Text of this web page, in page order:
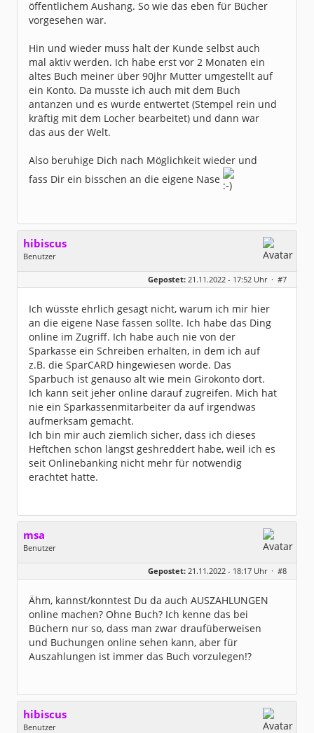
öffentlichem Aushang. So wie das eben für Bücher
vorgesehen war.
Hin und wieder muss halt der Kunde selbst auch
mal aktiv werden. Ich habe erst vor 2 Monaten ein
altes Buch meiner über 90jhr Mutter umgestellt auf
ein Konto. Da musste ich auch mit dem Buch
antanzen und es wurde entwertet (Stempel rein und
kräftig mit dem Locher bearbeitet) und dann war
das aus der Welt.
Also beruhige Dich nach Möglichkeit wieder und
fass Dir ein bisschen an die eigene Nase
hibiscus
Benutzer
Geschlecht:
keine Angabe
Homepage:
willuhn.de/
Dabei seit:
03 / 2005
Gepostet: 21.11.2022 - 17:52 Uhr · #7
Ich wüsste ehrlich gesagt nicht, warum ich mir hier
an die eigene Nase fassen sollte. Ich habe das Ding
online im Zugriff. Ich habe auch nie von der
Sparkasse ein Schreiben erhalten, in dem ich auf
z.B. die SparCARD hingewiesen worde. Das
Sparbuch ist genauso alt wie mein Girokonto dort.
Ich kann seit jeher online darauf zugreifen. Mich hat
nie ein Sparkassenmitarbeiter da auf irgendwas
aufmerksam gemacht.
Ich bin mir auch ziemlich sicher, dass ich dieses
Heftchen schon längst geshreddert habe, weil ich es
seit Onlinebanking nicht mehr für notwendig
erachtet hatte.
msa
Benutzer
Alter:
63
Beiträge:
Dabei seit:
03 / 2007
Gepostet: 21.11.2022 - 18:17 Uhr · #8
Ähm, kannst/konntest Du da auch AUSZAHLUNGEN
online machen? Ohne Buch? Ich kenne das bei
Büchern nur so, dass man zwar draufüberweisen
und Buchungen online sehen kann, aber für
Auszahlungen ist immer das Buch vorzulegen!?
hibiscus
Benutzer